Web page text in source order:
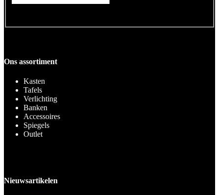
Ons assortiment
Kasten
Tafels
Verlichting
Banken
Accessoires
Spiegels
Outlet
Nieuwsartikelen